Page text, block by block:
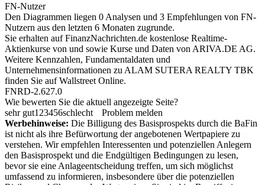
FN-Nutzer
Den Diagrammen liegen 0 Analysen und 3 Empfehlungen von FN-
Nutzern aus den letzten 6 Monaten zugrunde.
Sie erhalten auf FinanzNachrichten.de kostenlose Realtime-
Aktienkurse von und sowie Kurse und Daten von ARIVA.DE AG.
Weitere Kennzahlen, Fundamentaldaten und
Unternehmensinformationen zu ALAM SUTERA REALTY TBK
finden Sie aufWallstreet Online.
FNRD-2.627.0
Wie bewerten Sie die aktuell angezeigte Seite?
sehr gut1 23456schlecht
Problem melden
Werbehinweise: Die Billigung des Basisprospekts durch die BaFin
ist nicht als ihre Befürwortung der angebotenen Wertpapiere zu
verstehen. Wir empfehlen Interessenten und potenziellen Anlegern
den Basisprospekt und die Endgültigen Bedingungen zu lesen,
bevor sie eine Anlageentscheidung treffen, um sich möglichst
umfassend zu informieren, insbesondere über die potenziellen